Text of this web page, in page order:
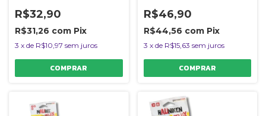
R$32,90
R$31,26 com Pix
3 x de R$10,97 sem juros
R$46,90
R$44,56 com Pix
3 x de R$15,63 sem juros